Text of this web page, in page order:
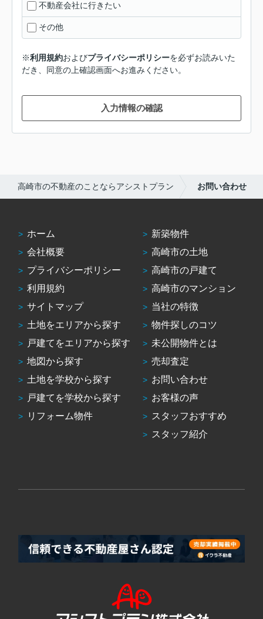
不動産会社に行きたい
その他
※利用規約およびプライバシーポリシーを必ずお読みいた
だき、同意の上確認画面へお進みください。
入力情報の確認
高崎市の不動産のことならアシストプラン お問い合わせ
ホーム
会社概要
プライバシーポリシー
利用規約
サイトマップ
土地をエリアから探す
戸建てをエリアから探す
地図から探す
土地を学校から探す
戸建てを学校から探す
リフォーム物件
新築物件
高崎市の土地
高崎市の戸建て
高崎市のマンション
当社の特徴
物件探しのコツ
未公開物件とは
売却査定
お問い合わせ
お客様の声
スタッフおすすめ
スタッフ紹介